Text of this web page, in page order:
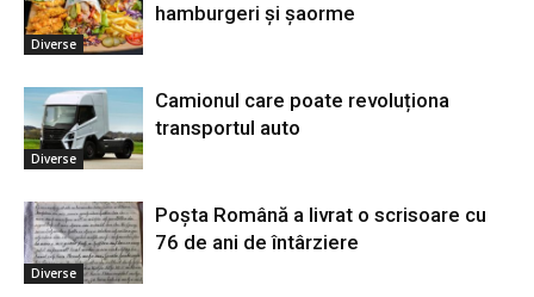
Diverse
hamburgeri și șaorme
Diverse
Camionul care poate revoluționa
transportul auto
Diverse
Poșta Română a livrat o scrisoare cu
76 de ani de întârziere